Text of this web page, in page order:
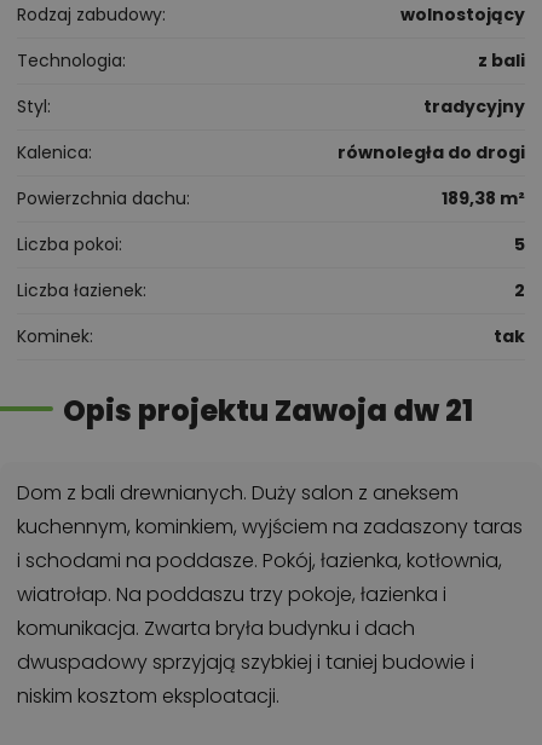
Rodzaj zabudowy
wolnostojący
Technologia
z bali
Styl
tradycyjny
Kalenica
równoległa do drogi
Powierzchnia dachu
189,38 m²
Liczba pokoi
5
Liczba łazienek
2
Kominek
tak
Opis projektu Zawoja dw 21
Dom z bali drewnianych. Duży salon z aneksem
kuchennym, kominkiem, wyjściem na zadaszony taras
i schodami na poddasze. Pokój, łazienka, kotłownia,
wiatrołap. Na poddaszu trzy pokoje, łazienka i
komunikacja. Zwarta bryła budynku i dach
dwuspadowy sprzyjają szybkiej i taniej budowie i
niskim kosztom eksploatacji.